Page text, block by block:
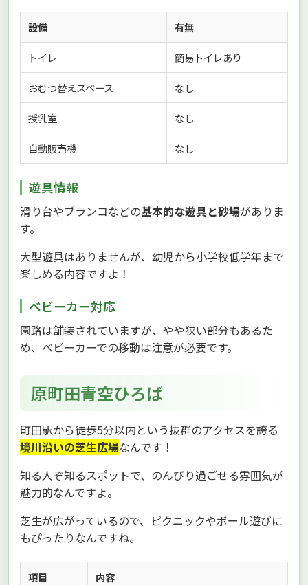
設備 有無
トイレ 簡易トイレあり
おむつ替えスペース なし
授乳室 なし
自動販売機 なし
遊具情報
滑り台やブランコなどの基本的な遊具と砂場がありま
す。
大型遊具はありませんが、幼児から小学校低学年まで
楽しめる内容ですよ！
ベビーカー対応
園路は舗装されていますが、やや狭い部分もあるた
め、ベビーカーでの移動は注意が必要です。
原町田青空ひろば
町田駅から徒歩5分以内という抜群のアクセスを誇る
境川沿いの芝生広場なんです！
知る人ぞ知るスポットで、のんびり過ごせる雰囲気が
魅力的なんですよ。
芝生が広がっているので、ピクニックやボール遊びに
もぴったりなんですね。
項目 内容